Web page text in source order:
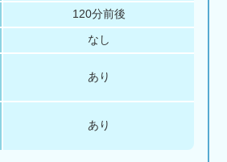
120分前後
なし
あり
あり